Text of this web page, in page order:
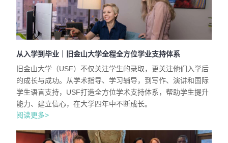
从入学到毕业｜旧金山大学全程全方位学业支持体系
旧金山大学（USF）不仅关注学生的录取，更关注他们入学后
的成长与成功。从学术指导、学习辅导，到写作、演讲和国际
学生语言支持，USF打造全方位学术支持体系，帮助学生提升
能力、建立信心，在大学四年中不断成长。
阅读更多>